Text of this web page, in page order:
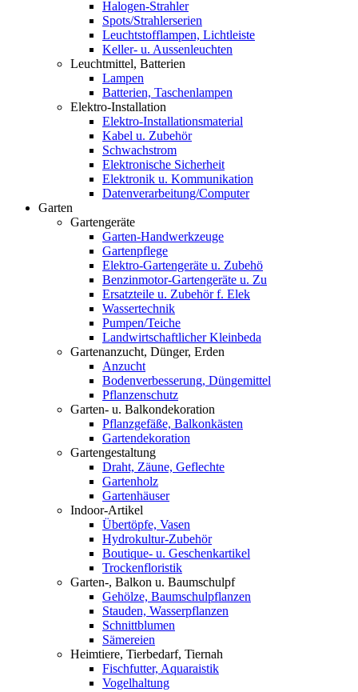
Halogen-Strahler
Spots/Strahlerserien
Leuchtstofflampen, Lichtleiste
Keller- u. Aussenleuchten
Leuchtmittel, Batterien
Lampen
Batterien, Taschenlampen
Elektro-Installation
Elektro-Installationsmaterial
Kabel u. Zubehör
Schwachstrom
Elektronische Sicherheit
Elektronik u. Kommunikation
Datenverarbeitung/Computer
Garten
Gartengeräte
Garten-Handwerkzeuge
Gartenpflege
Elektro-Gartengeräte u. Zubehö
Benzinmotor-Gartengeräte u. Zu
Ersatzteile u. Zubehör f. Elek
Wassertechnik
Pumpen/Teiche
Landwirtschaftlicher Kleinbeda
Gartenanzucht, Dünger, Erden
Anzucht
Bodenverbesserung, Düngemittel
Pflanzenschutz
Garten- u. Balkondekoration
Pflanzgefäße, Balkonkästen
Gartendekoration
Gartengestaltung
Draht, Zäune, Geflechte
Gartenholz
Gartenhäuser
Indoor-Artikel
Übertöpfe, Vasen
Hydrokultur-Zubehör
Boutique- u. Geschenkartikel
Trockenfloristik
Garten-, Balkon u. Baumschulpf
Gehölze, Baumschulpflanzen
Stauden, Wasserpflanzen
Schnittblumen
Sämereien
Heimtiere, Tierbedarf, Tiernah
Fischfutter, Aquaraistik
Vogelhaltung